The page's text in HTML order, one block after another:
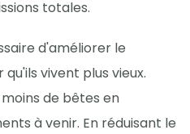
totales.
d'améliorer le
vivent plus vieux.
de bêtes en
à venir. En réduisant le